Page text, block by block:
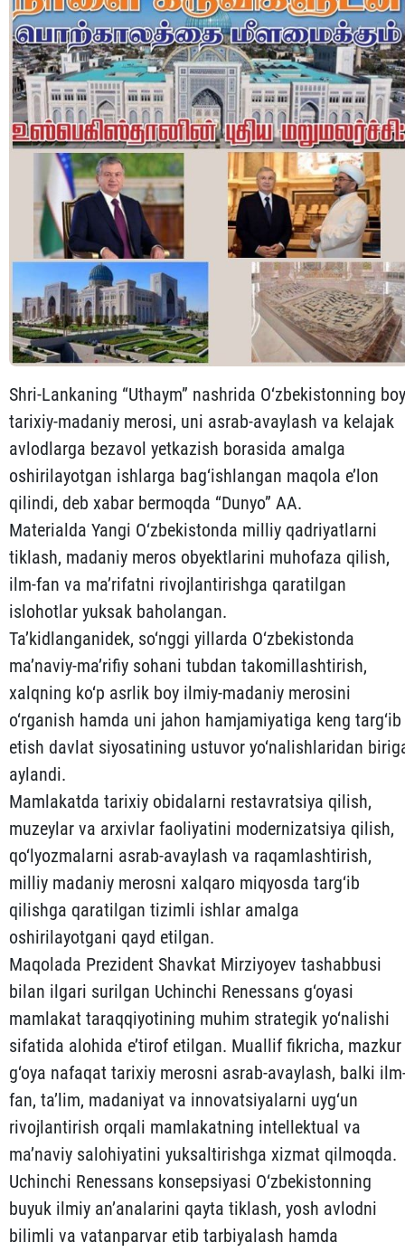
Shri-Lankaning “Uthaym” nashrida O‘zbekistonning boy
tarixiy-madaniy merosi, uni asrab-avaylash va kelajak
avlodlarga bezavol yetkazish borasida amalga
oshirilayotgan ishlarga bag‘ishlangan maqola e’lon
qilindi, deb xabar bermoqda “Dunyo” AA.
Materialda Yangi O‘zbekistonda milliy qadriyatlarni
tiklash, madaniy meros obyektlarini muhofaza qilish,
ilm-fan va ma’rifatni rivojlantirishga qaratilgan
islohotlar yuksak baholangan.
Ta’kidlanganidek, so‘nggi yillarda O‘zbekistonda
ma’naviy-ma’rifiy sohani tubdan takomillashtirish,
xalqning ko‘p asrlik boy ilmiy-madaniy merosini
o‘rganish hamda uni jahon hamjamiyatiga keng targ‘ib
etish davlat siyosatining ustuvor yo‘nalishlaridan
aylandi.
Mamlakatda tarixiy obidalarni restavratsiya qilish,
muzeylar va arxivlar faoliyatini modernizatsiya qilish,
qo‘lyozmalarni asrab-avaylash va raqamlashtirish,
milliy madaniy merosni xalqaro miqyosda targ‘ib
qilishga qaratilgan tizimli ishlar amalga
oshirilayotgani qayd etilgan.
Maqolada Prezident Shavkat Mirziyoyev tashabbusi
bilan ilgari surilgan Uchinchi Renessans g‘oyasi
mamlakat taraqqiyotining muhim strategik yo‘nalishi
sifatida alohida e’tirof etilgan. Muallif fikricha, mazkur
g‘oya nafaqat tarixiy merosni asrab-avaylash, balki
fan, ta’lim, madaniyat va innovatsiyalarni uyg‘un
rivojlantirish orqali mamlakatning intellektual va
ma’naviy salohiyatini yuksaltirishga xizmat qilmoqda.
Uchinchi Renessans konsepsiyasi O‘zbekistonning
buyuk ilmiy an’analarini qayta tiklash, yosh avlodni
bilimli va vatanparvar etib tarbiyalash hamda